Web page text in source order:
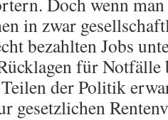
in zwar
bezahlten Jobs
für Notfälle
der Politik
gesetzlichen